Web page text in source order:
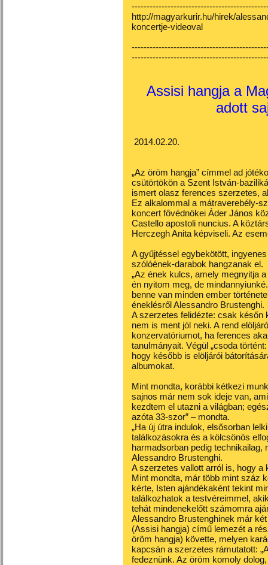
http://magyarkurir.hu/hirek/
koncertje-videoval
Assisi hangja a
adott
2014.02.20.
„Az öröm hangja” címmel ad
csütörtökön a Szent István-
ismert olasz ferences szerzetes,
Ez alkalommal a mátraverebély-
koncert fővédnökei Áder János
Castello apostoli nuncius. A
Herczegh Anita képviseli. Az
A gyűjtéssel egybekötött,
szólóének-darabok hangzanak el.
„Az ének kulcs, amely megnyitja
én nyitom meg, de
benne van minden ember
éneklésről Alessandro Brustenghi.
A szerzetes felidézte: csak későn
nem is ment jól neki. A rend
konzervatóriumot, ha ferences
tanulmányait. Végül „csoda
hogy később is elöljárói
albumokat.
Mint mondta, korábbi kétkezi
sajnos már nem sok ideje van,
kezdtem el utazni a világban;
azóta 33-szor” – mondta.
„Ha új útra indulok, elsősorban
találkozásokra és a kölcsönös
harmadsorban pedig technikailag,
Alessandro Brustenghi.
A szerzetes vallott arról is, hogy a
Mint mondta, már több mint száz
kérte, Isten ajándékaként tekint
találkozhatok a testvéreimmel,
tehát mindenekelőtt számomra
Alessandro Brustenghinek már
(Assisi hangja) című lemezét a
öröm hangja) követte, melyen
kapcsán a szerzetes rámutatott:
fedeznünk. Az öröm komoly